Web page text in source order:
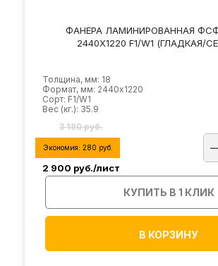
ФАНЕРА ЛАМИНИРОВАННАЯ
2440Х1220 F1/W1 (ГЛАДКАЯ/
Толщина, мм: 18
Формат, мм: 2440х1220
Сорт: F1/W1
Вес (кг.): 35.9
3 180 руб.
Экономия: 280 руб.
2 900 руб./лист
КУПИТЬ В 1 КЛИК
В КОРЗИНУ